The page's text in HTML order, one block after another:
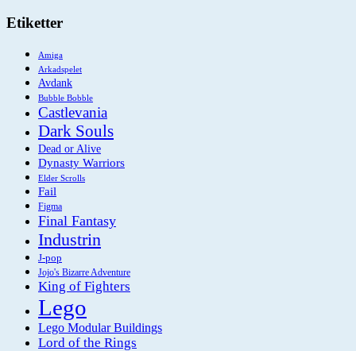
Etiketter
Amiga
Arkadspelet
Avdank
Bubble Bobble
Castlevania
Dark Souls
Dead or Alive
Dynasty Warriors
Elder Scrolls
Fail
Figma
Final Fantasy
Industrin
J-pop
Jojo's Bizarre Adventure
King of Fighters
Lego
Lego Modular Buildings
Lord of the Rings